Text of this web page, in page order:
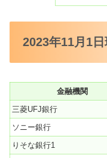
2023年11月1
金融機関
三菱UFJ銀行
ソニー銀行
りそな銀行1